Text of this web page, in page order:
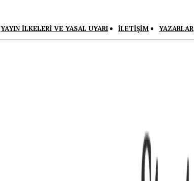
YAYIN İLKELERI VE YASAL UYARI İLETIŞIM YAZARLAR